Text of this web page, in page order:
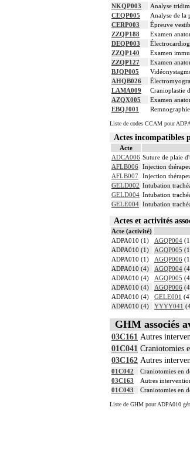
NKQP003
Analyse
CEQP005
Analyse de la
CERP003
Épreuve
ZZQP188
Examen
DEQP003
ZZQP140
Examen
ZZQP127
Examen
BJQP005
AHQB026
LAMA009
Cranioplastie
AZQX005
Examen
EBQJ001
Liste de codes CCAM pour
Actes incompatibles
Acte
ADCA006 Suture de plaie
AFLB006 Injection
AFLB007 Injection
GELD002 Intubation
GELD004 Intubation
GELE004 Intubation
Actes et activités
Acte (activité)
ADPA010 (1)
AGQP004
ADPA010 (1)
AGQP005
ADPA010 (1)
AGQP006
ADPA010 (4)
AGQP004
ADPA010 (4)
AGQP005
ADPA010 (4)
AGQP006
ADPA010 (4)
GELE001
ADPA010 (4)
YYYY041
GHM associés
03C161 Autres
01C041 Craniotomies
03C162 Autres
01C042
Craniotomies en
03C163
Autres
01C043
Craniotomies en
Liste de GHM pour ADPA010